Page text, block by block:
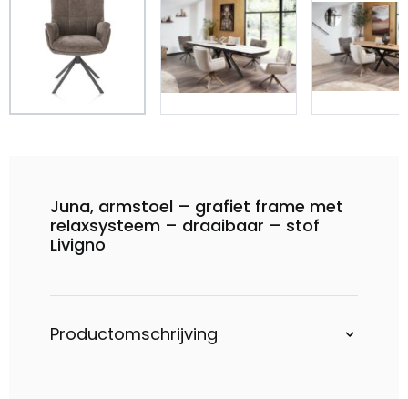
Juna, armstoel – grafiet frame met
relaxsysteem – draaibaar – stof
Livigno
Productomschrijving